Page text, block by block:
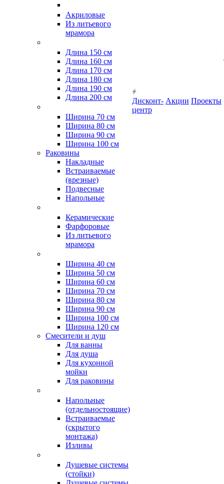
Акриловые
Из литьевого
мрамора
Длина 150 см
Длина 160 см
Длина 170 см
Длина 180 см
Длина 190 см
Длина 200 см
Ширина 70 см
Ширина 80 см
Ширина 90 см
Ширина 100 см
Раковины
Накладные
Встраиваемые
(врезные)
Подвесные
Напольные
Керамические
Фарфоровые
Из литьевого
мрамора
Ширина 40 см
Ширина 50 см
Ширина 60 см
Ширина 70 см
Ширина 80 см
Ширина 90 см
Ширина 100 см
Ширина 120 см
Смесители и душ
Для ванны
Для душа
Для кухонной
мойки
Для раковины
Напольные
(отдельностоящие)
Встраиваемые
(скрытого
монтажа)
Изливы
Душевые системы
(стойки)
Дисконт-
центр
Акции Проекты